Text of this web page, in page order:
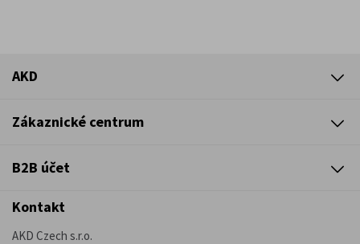
AKD
Zákaznické centrum
B2B účet
Kontakt
AKD Czech s.r.o.